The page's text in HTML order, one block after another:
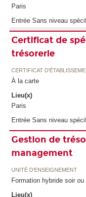
Paris
Entrée Sans niveau
Certificat de
trésorerie
CERTIFICAT
À la carte
Lieu(x)
Paris
Entrée Sans niveau
Gestion de
management
UNITÉ D’ENSEIGNEMENT
Formation hybride soir ou
Lieu(x)